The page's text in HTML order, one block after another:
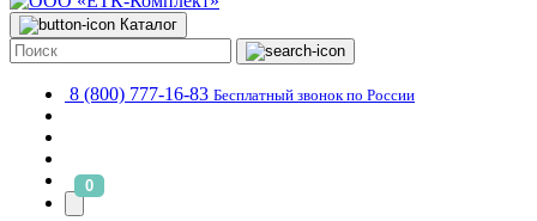
Каталог
8 (800) 777-16-83 Бесплатный звонок по России
0